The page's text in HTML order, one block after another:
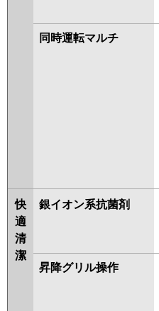
同時運転マルチ
快
適
清
潔
銀イオン系抗菌剤
昇降グリル操作